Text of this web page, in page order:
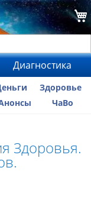
Диагностика
Здоровье
ЧаВо
Здоровья.